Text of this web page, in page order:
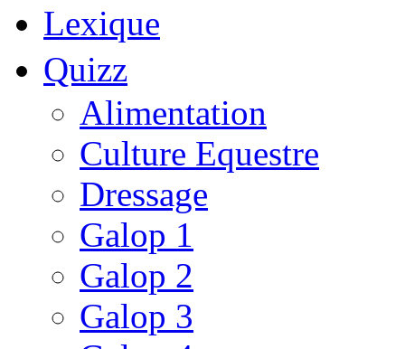
Lexique
Quizz
Alimentation
Culture Equestre
Dressage
Galop 1
Galop 2
Galop 3